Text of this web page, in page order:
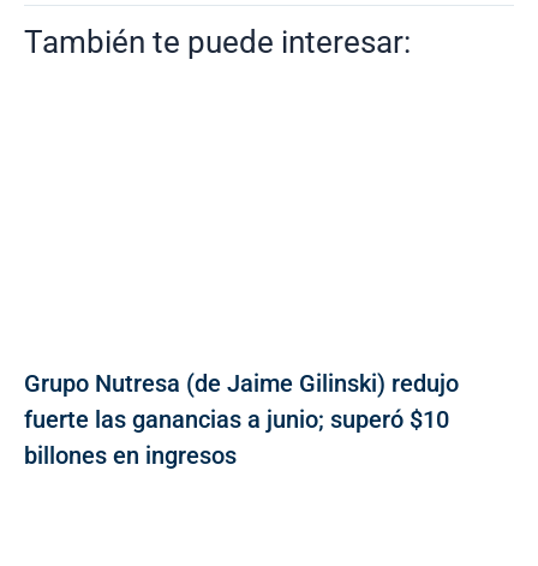
También te puede interesar:
Grupo Nutresa (de Jaime Gilinski) redujo
fuerte las ganancias a junio; superó $10
billones en ingresos